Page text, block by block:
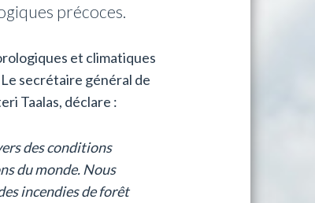
précoces.
et climatiques
secrétaire général de
Taalas, déclare :
des conditions
du monde. Nous
incendies de forêt